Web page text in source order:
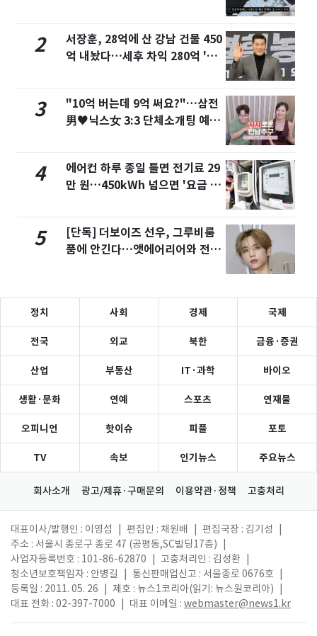
2
서장훈, 28억에 산 강남 건물 450
억 내놨다…세후 차익 280억 '잭
3
"10억 버는데 9억 써요?"…삼전
男♥닉스女 3:3 단체소개팅 예능
4
에어컨 하루 종일 틀면 전기료 29
만 원…450kWh 넘으면 '요금 폭
5
[단독] 더보이즈 선우, 그루비룸
품에 안긴다…앳에어리어와 전속
정치 사회 경제 국제
전국 외교 북한 금융·증권
산업 부동산 IT·과학 바이오
생활·문화 연예 스포츠 연재물
오피니언 핫이슈 피플 포토
TV 속보 인기뉴스 주요뉴스
회사소개 광고/제휴·구매문의 이용약관·정책 고충처리
대표이사/발행인 : 이영섭 편집인 : 채원배 편집국장 : 김기성
주소 : 서울시 종로구 종로 47 (공평동,SC빌딩17층)
사업자등록번호 : 101-86-62870
고충처리인 : 김성환
청소년보호책임자 : 안병길
통신판매업신고 : 서울종로 0676호
등록일 : 2011. 05. 26
제호 : 뉴스1코리아(읽기: 뉴스원코리아)
대표 전화 : 02-397-7000
대표 이메일 : webmaster@news1.kr